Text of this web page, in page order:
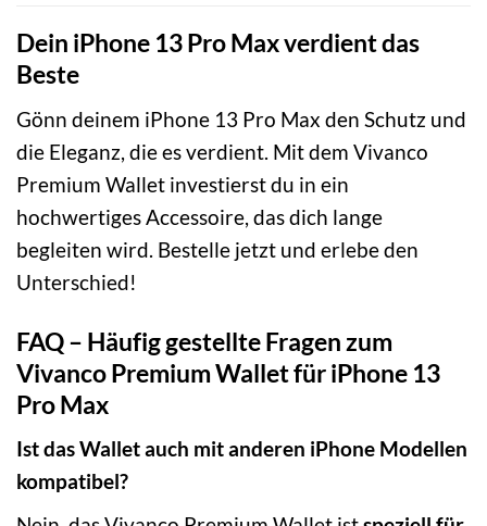
Dein iPhone 13 Pro Max verdient das
Beste
Gönn deinem iPhone 13 Pro Max den Schutz und
die Eleganz, die es verdient. Mit dem Vivanco
Premium Wallet investierst du in ein
hochwertiges Accessoire, das dich lange
begleiten wird. Bestelle jetzt und erlebe den
Unterschied!
FAQ – Häufig gestellte Fragen zum
Vivanco Premium Wallet für iPhone 13
Pro Max
Ist das Wallet auch mit anderen iPhone Modellen
kompatibel?